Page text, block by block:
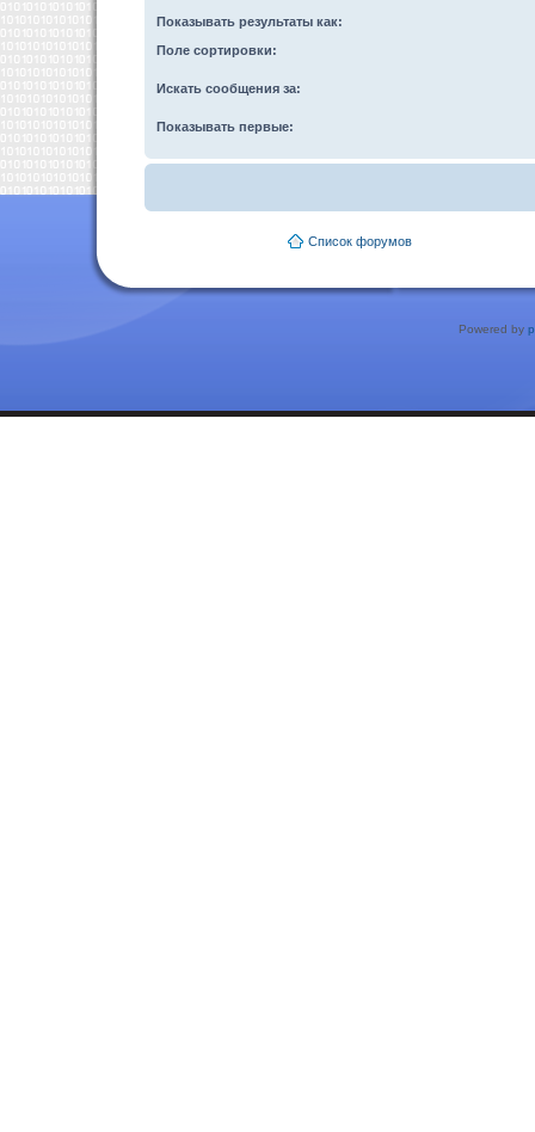
Показывать результаты как:
Поле сортировки:
Искать сообщения за:
Показывать первые:
Список форумов
Powered by